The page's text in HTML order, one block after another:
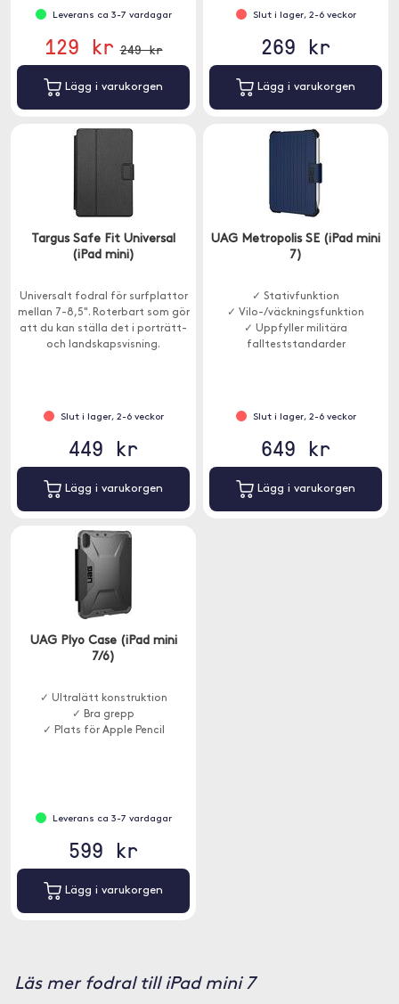
Leverans ca 3-7 vardagar
129 kr 249 kr
Lägg i varukorgen
Slut i lager, 2-6 veckor
269 kr
Lägg i varukorgen
Targus Safe Fit Universal
(iPad mini)
Universalt fodral för surfplattor
mellan 7-8,5". Roterbart som gör
att du kan ställa det i porträtt-
och landskapsvisning.
Slut i lager, 2-6 veckor
449 kr
Lägg i varukorgen
UAG Metropolis SE (iPad mini
7)
✓ Stativfunktion
✓ Vilo-/väckningsfunktion
✓ Uppfyller militära
fallteststandarder
Slut i lager, 2-6 veckor
649 kr
Lägg i varukorgen
UAG Plyo Case (iPad mini
7/6)
✓ Ultralätt konstruktion
✓ Bra grepp
✓ Plats för Apple Pencil
Leverans ca 3-7 vardagar
599 kr
Lägg i varukorgen
Läs mer fodral till iPad mini 7